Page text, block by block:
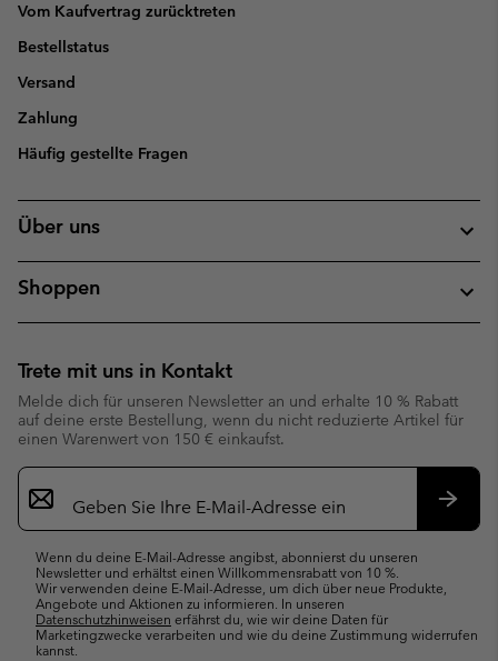
Vom Kaufvertrag zurücktreten
Bestellstatus
Versand
Zahlung
Häufig gestellte Fragen
Über uns
Shoppen
Trete mit uns in Kontakt
Melde dich für unseren Newsletter an und erhalte 10 % Rabatt
auf deine erste Bestellung, wenn du nicht reduzierte Artikel für
einen Warenwert von 150 € einkaufst.
Newsletter-
Anmeldung
Wenn du deine E-Mail-Adresse angibst, abonnierst du unseren
Newsletter und erhältst einen Willkommensrabatt von 10 %.
Wir verwenden deine E-Mail-Adresse, um dich über neue Produkte,
Angebote und Aktionen zu informieren. In unseren
Datenschutzhinweisen erfährst du, wie wir deine Daten für
Marketingzwecke verarbeiten und wie du deine Zustimmung widerrufen
kannst.